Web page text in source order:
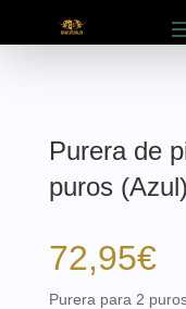
Purera de
puros (Azul)
72,95€
Purera para 2